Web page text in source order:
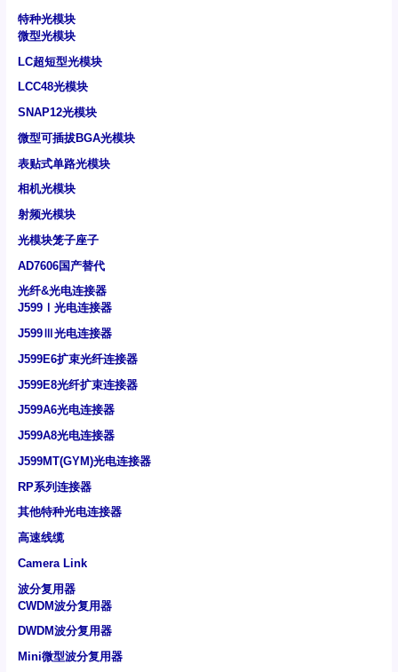
特种光模块
微型光模块
LC超短型光模块
LCC48光模块
SNAP12光模块
微型可插拔BGA光模块
表贴式单路光模块
相机光模块
射频光模块
光模块笼子座子
AD7606国产替代
光纤&光电连接器
J599Ⅰ光电连接器
J599Ⅲ光电连接器
J599E6扩束光纤连接器
J599E8光纤扩束连接器
J599A6光电连接器
J599A8光电连接器
J599MT(GYM)光电连接器
RP系列连接器
其他特种光电连接器
高速线缆
Camera Link
波分复用器
CWDM波分复用器
DWDM波分复用器
Mini微型波分复用器